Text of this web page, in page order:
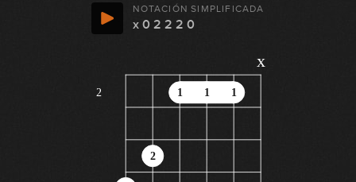
NOTACIÓN SIMPLIFICADA
x 0 2 2 2 0
2 1 1 1
2
x